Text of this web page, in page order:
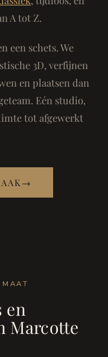
A tot Z.
een schets. We
3D, verfijnen
en plaatsen dan
Eén studio,
tot afgewerkt
→
en
Marcotte